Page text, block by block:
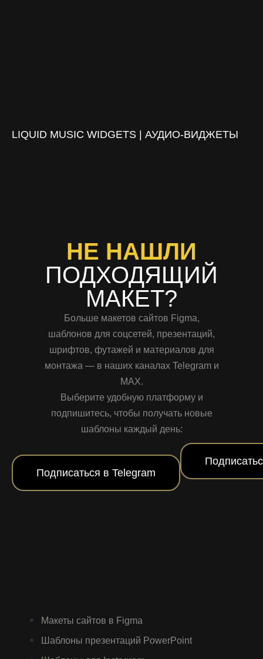
LIQUID MUSIC WIDGETS | АУДИО-ВИДЖЕТЫ
НЕ НАШЛИ
ПОДХОДЯЩИЙ
МАКЕТ?
Больше макетов сайтов Figma,
шаблонов для соцсетей, презентаций,
шрифтов, футажей и материалов для
монтажа — в наших каналах Telegram и
MAX.
Выберите удобную платформу и
подпишитесь, чтобы получать новые
шаблоны каждый день:
Подписаться в Telegram
Макеты сайтов в Figma
Шаблоны презентаций PowerPoint